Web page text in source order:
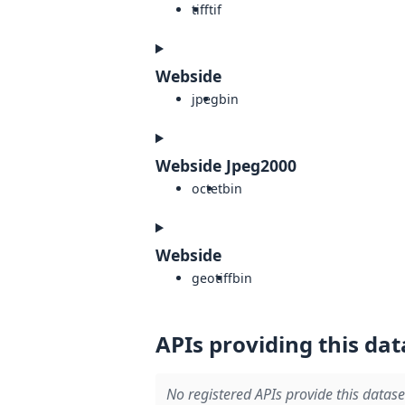
tifftif
Webside
jpegbin
Webside Jpeg2000
octetbin
Webside
geotiffbin
APIs providing this
No registered APIs provide this